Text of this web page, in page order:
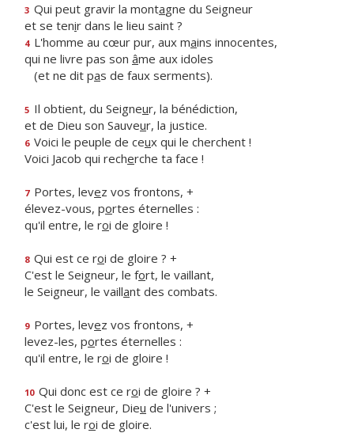
3 Qui peut gravir la montagne du Seigneur
et se tenir dans le lieu saint ?
4 L'homme au cœur pur, aux mains innocentes,
qui ne livre pas son âme aux idoles
(et ne dit pas de faux serments).
5 Il obtient, du Seigneur, la bénédiction,
et de Dieu son Sauveur, la justice.
6 Voici le peuple de ceux qui le cherchent !
Voici Jacob qui recherche ta face !
7 Portes, levez vos frontons, +
élevez-vous, portes éternelles :
qu'il entre, le roi de gloire !
8 Qui est ce roi de gloire ? +
C'est le Seigneur, le fort, le vaillant,
le Seigneur, le vaillant des combats.
9 Portes, levez vos frontons, +
levez-les, portes éternelles :
qu'il entre, le roi de gloire !
10 Qui donc est ce roi de gloire ? +
C'est le Seigneur, Dieu de l'univers ;
c'est lui, le roi de gloire.